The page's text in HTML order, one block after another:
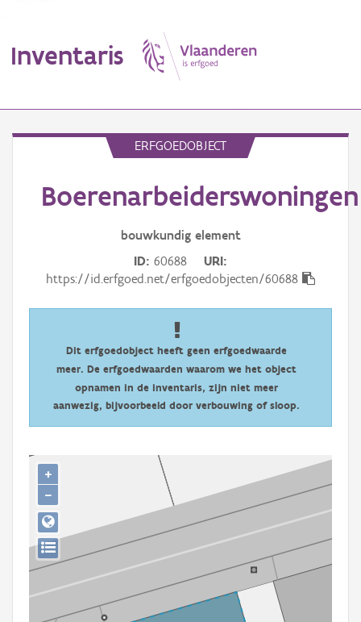
Inventaris
Erfgoedobject
Persoon of collectief
Downloads
Aanmelden
ERFGOEDOBJECT
Boerenarbeiderswoningen
bouwkundig element
ID 60688
URI
https://id.erfgoed.net/erfgoedobjecten/60688
Dit erfgoedobject heeft geen erfgoedwaarde
meer. De erfgoedwaarden waarom we het object
opnamen in de inventaris, zijn niet meer
aanwezig, bijvoorbeeld door verbouwing of sloop.
+
−